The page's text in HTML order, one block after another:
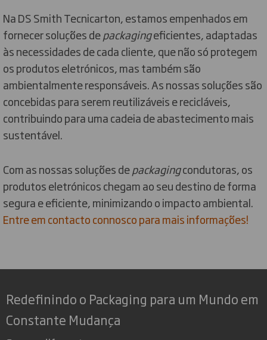
Na DS Smith Tecnicarton, estamos empenhados em
fornecer soluções depackagingeficientes, adaptadas
às necessidades de cada cliente, que não só protegem
os produtos eletrónicos, mas também são
ambientalmente responsáveis. As nossas soluções são
concebidas para serem reutilizáveis e recicláveis,
contribuindo para uma cadeia de abastecimento mais
sustentável.
Com as nossas soluções depackagingcondutoras, os
produtos eletrónicos chegam ao seu destino de forma
segura e eficiente, minimizando o impacto ambiental.
Entre em contacto connosco para mais informações!
Redefinindo o Packaging para um Mundo em
Constante Mudança